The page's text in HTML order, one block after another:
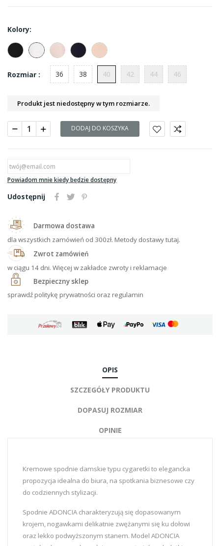
Kolory:
Rozmiar : 36 38 40 42 44 46
Produkt jest niedostępny w tym rozmiarze.
DODAJ DO KOSZYKA
Powiadom mnie kiedy będzie dostępny
Udostępnij
Darmowa dostawa
dla wszystkich zamówień od 300zł. Metody dostawy tutaj.
Zwrot zamówień
w ciągu 14 dni. Więcej w zakładce zwroty i reklamacje
Bezpieczny sklep
sprawdź politykę prywatności oraz regulamin
OPIS
SZCZEGÓŁY PRODUKTU
DOPASUJ ROZMIAR
OPINIE
Kremowe spodnie damskie typu cygaretki to elegancka
propozycja idealna do biura, na spotkania biznesowe czy
do codziennych stylizacji.
Spodnie ADONCIA charakteryzują się dopasowanym
krojem, nogawkami delikatnie zwężanymi się ku dołowi
oraz lekko podwyższonym stanem. Model ADONCIA